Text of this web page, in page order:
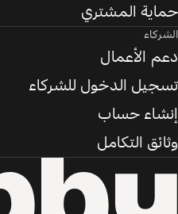
حماية المشتري
الشركاء
دعم الأعمال
تسجيل الدخول للشركاء
إنشاء حساب
وثائق التكامل